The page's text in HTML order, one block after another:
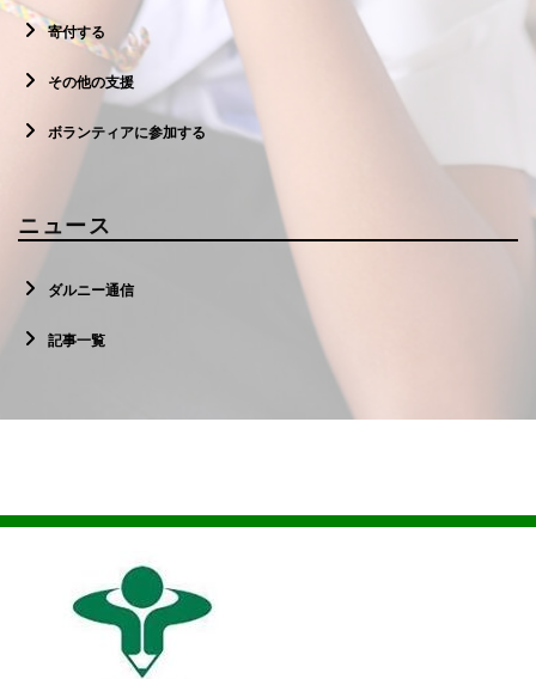
寄付する
その他の支援
ボランティアに参加する
ニュース
ダルニー通信
記事一覧